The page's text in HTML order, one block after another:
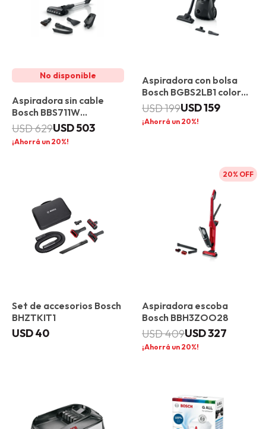
Aspiradora sin cable
Bosch BBS711W
Unlimited 7USD503
USD629
20
Aspiradora con bolsa
Bosch BGBS2LB1 color
negro
USD159
USD199
20
Set de accesorios Bosch
BHZTKIT1
USD40
20
Aspiradora escoba
Bosch BBH3ZOO28
USD327
USD409
20